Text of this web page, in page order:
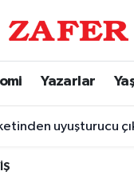
Yazarlar
uyuşturucu